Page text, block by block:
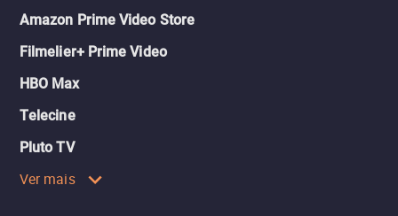
Amazon Prime Video Store
Filmelier+ Prime Video
HBO Max
Telecine
Pluto TV
Ver mais